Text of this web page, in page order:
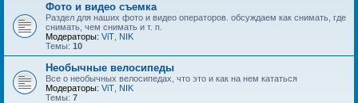
Фото и видео съемка
Раздел для наших фото и видео операторов. обсуждаем как снимать, где
снимать, чем снимать и т. п.
Модераторы: ViT NIK
Темы: 10
Необычные велосипеды
Все о необычных велосипедах, что это и как на нем кататься
Модераторы: ViT NIK
Темы: 7